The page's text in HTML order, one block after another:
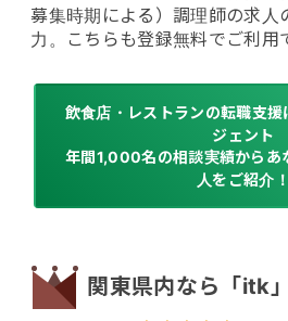
募集時期による）調理師の求人
力。こちらも登録無料でご利用
飲食店・レストランの転職支援
ジェント
年間1,000名の相談実績からあ
人をご紹介！
関東県内なら「itk